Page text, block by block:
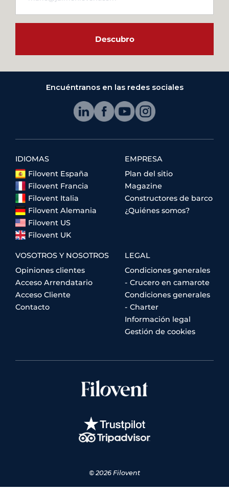
Descubro
Encuéntranos en las redes sociales
IDIOMAS
Filovent España
Filovent Francia
Filovent Italia
Filovent Alemania
Filovent US
Filovent UK
EMPRESA
Plan del sitio
Magazine
Constructores de barco
¿Quiénes somos?
VOSOTROS Y NOSOTROS
Opiniones clientes
Acceso Arrendatario
Acceso Cliente
Contacto
LEGAL
Condiciones generales
- Crucero en camarote
Condiciones generales
- Charter
Información legal
Gestión de cookies
© 2026 Filovent